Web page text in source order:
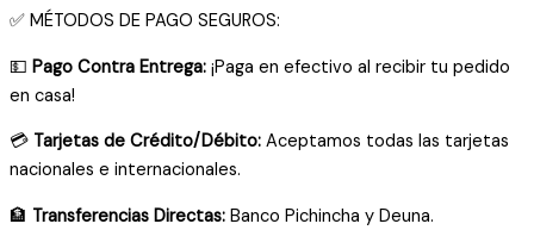
✅ MÉTODOS DE PAGO SEGUROS:
💵 Pago Contra Entrega: ¡Paga en efectivo al recibir tu pedido
en casa!
💳 Tarjetas de Crédito/Débito: Aceptamos todas las tarjetas
nacionales e internacionales.
🏦 Transferencias Directas: Banco Pichincha y Deuna.